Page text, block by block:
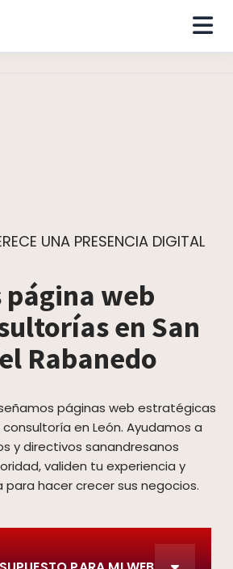
UNA PRESENCIA DIGITAL
página web
en San
Rabanedo
páginas web estratégicas
en León. Ayudamos a
y directivos sanandresanos
validen tu experiencia y
hacer crecer sus negocios.